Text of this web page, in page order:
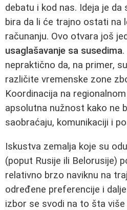
debatu i kod nas. Ideja je da
bira da li će trajno ostati na
računanju. Ovo otvara još
usaglašavanje sa susedima
nepraktično da, na primer,
različite vremenske zone
Koordinacija na
apsolutna nužnost kako ne
saobraćaju, komunikaciji i
Iskustva zemalja koje su
(poput Rusije ili Belorusije)
relativno brzo naviknu na
određene preferencije i
izbor se svodi na to šta više